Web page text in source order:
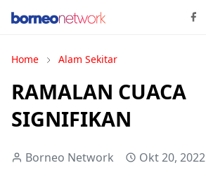
Home Alam Sekitar
RAMALAN CUACA
SIGNIFIKAN
Borneo Network Okt 20, 2022